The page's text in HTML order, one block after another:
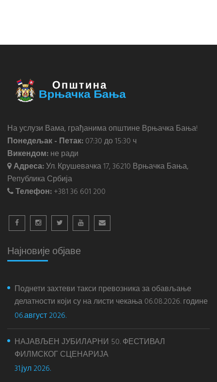
На услузи Вама, грађанима општине Врњачка Бања!
Понедељак - Петак:07:30 до 15:30 ч
Викендом:не ради
Адреса:Ул. Крушевачка 17, 36210 Врњачка Бања,
Република Србија
Телефон:+381 36 601 200
Најновије објаве
Поднети захтеви такси превозника за обављање
делатности који су на листи чекања 06.08.2026. године
06.август 2026.
НАЈАВЉЕН ЈУБИЛАРНИ 50. ФЕСТИВАЛ
ФИЛМСКОГ СЦЕНАРИЈА
31.јул 2026.